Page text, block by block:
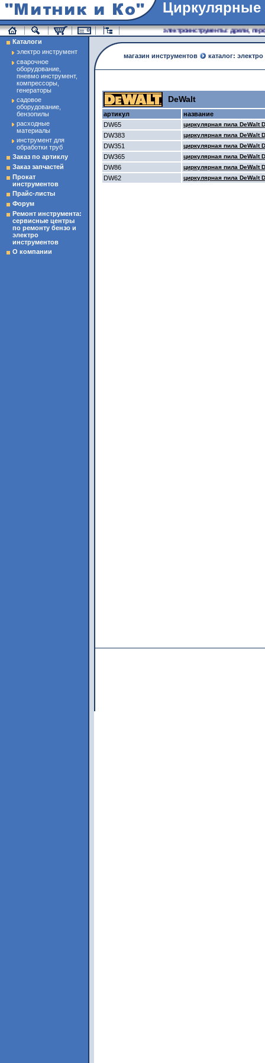
электроинструменты: дрели,
магазин инструменты
магазин инструментов каталог:
DeWalt
артикул
название
DW65
циркулярная пила DeWalt
DW383 циркулярная пила DeWalt
DW351 циркулярная пила DeWalt
DW365 циркулярная пила DeWalt
DW86 циркулярная пила DeWalt
DW62 циркулярная пила DeWalt
Каталоги
электро инструмент
сварочное
оборудование,
пневмо инструмент,
компрессоры,
генераторы
садовое
оборудование,
бензопилы
расходные
материалы
инструмент для
обработки труб
Заказ по артиклу
Заказ запчастей
Прокат
инструментов
Прайс-листы
Форум
Ремонт инструмента:
сервисные центры
по ремонту бензо и
электро
инструментов
О компании